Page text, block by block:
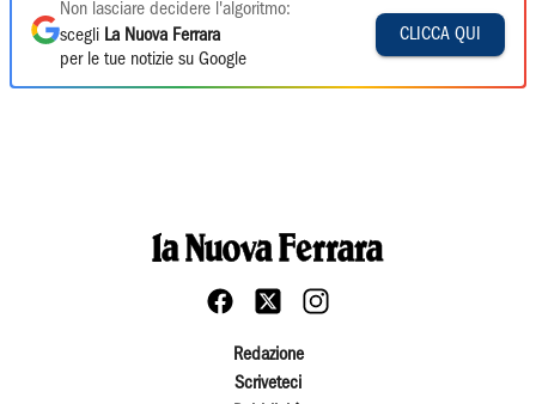
Non lasciare decidere l'algoritmo:
scegli La Nuova Ferrara
per le tue notizie su Google
CLICCA QUI
Redazione
Scriveteci